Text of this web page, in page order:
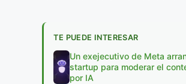
TE PUEDE INTERESAR
Un exejecutivo de Meta
startup para moderar el
por IA